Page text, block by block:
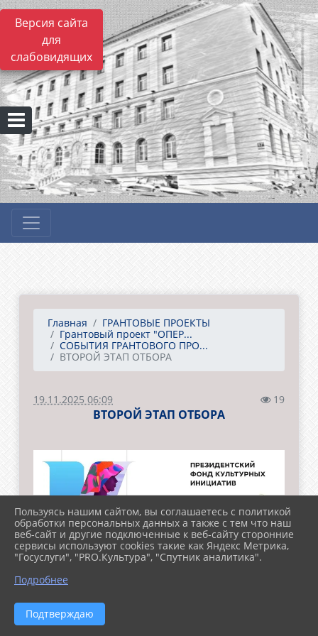
Версия сайта
для
слабовидящих
Главная
ГРАНТОВЫЕ ПРОЕКТЫ
Грантовый проект "ОПЕР...
СОБЫТИЯ ГРАНТОВОГО ПРО...
ВТОРОЙ ЭТАП ОТБОРА
19.11.2025 06:09 19
ВТОРОЙ ЭТАП ОТБОРА
Стартовал второй этап отбора участников
проекта «Оперу-детям!» - с 31 января в школе
Пользуясь нашим сайтом, вы соглашаетесь с политикой
обработки персональных данных а также с тем что наш
веб-сайт и другие подключенные к веб-сайту сторонние
сервисы используют cookies такие как Яндекс Метрика,
"Госуслуги", "PRO.Культура", "Спутник аналитика".
Подробнее
Подтверждаю